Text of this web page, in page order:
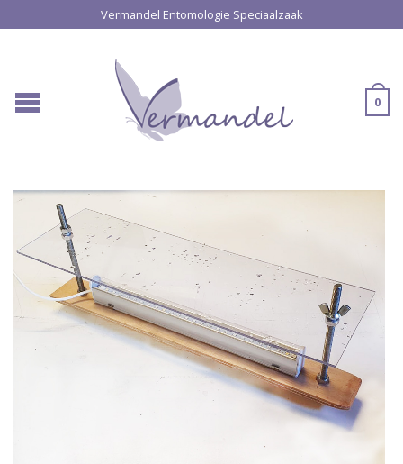
Vermandel Entomologie Speciaalzaak
0